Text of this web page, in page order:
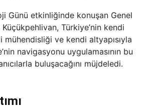
Günü etkinliğinde konuşan Genel
Türkiye’nin kendi
ve kendi altyapısıyla
navigasyonu uygulamasının bu
buluşacağını müjdeledi.